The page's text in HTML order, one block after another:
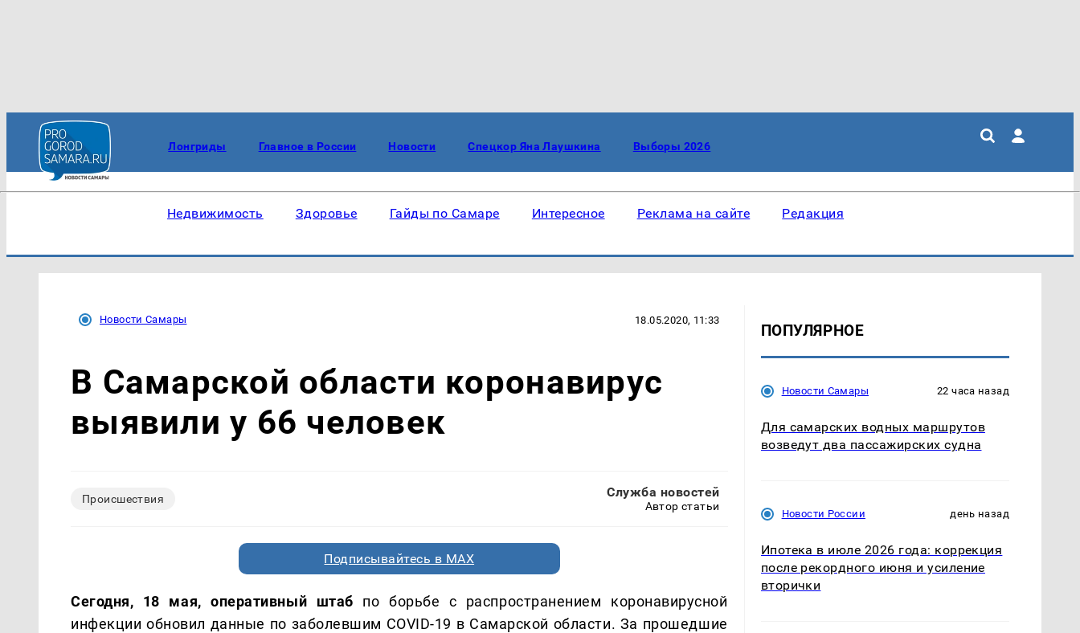
Лонгриды Главное в России Новости Спецкор Яна Лаушкина Выборы 2026
Недвижимость Здоровье Гайды по Самаре Интересное Реклама на сайте Редакция
Новости Самары 18.05.2020, 11:33
В Самарской области коронавирус
выявили у 66 человек
Происшествия Служба новостей
Автор статьи
Подписывайтесь в MAX
Сегодня, 18 мая, оперативный штаб по борьбе с распространением коронавирусной
инфекции обновил данные по заболевшим COVID-19 в Самарской области. За прошедшие
ПОПУЛЯРНОЕ
Новости Самары 22 часа назад
Для самарских водных маршрутов
возведут два пассажирских судна
Новости России день назад
Ипотека в июле 2026 года: коррекция
после рекордного июня и усиление
вторички